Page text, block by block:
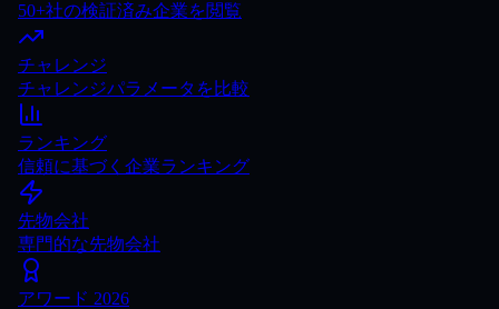
50+社の検証済み企業を閲覧
チャレンジ
チャレンジパラメータを比較
ランキング
信頼に基づく企業ランキング
先物会社
専門的な先物会社
アワード 2026